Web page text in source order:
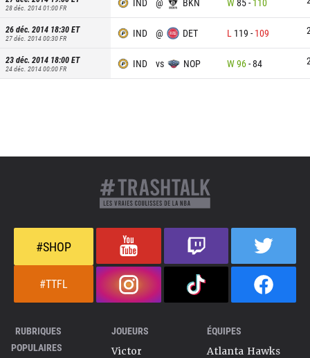
28 déc. 2014 01:00FR
26 déc. 2014 18:30ET
27 déc. 2014 00:30FR IND @ DET L 119 - 109
23 déc. 2014 18:00ET
24 déc. 2014 00:00FR IND vs NOP W96-84
#SHOP
#TTFL
RUBRIQUES
POPULAIRES
JOUEURS
Victor
ÉQUIPES
Atlanta Hawks